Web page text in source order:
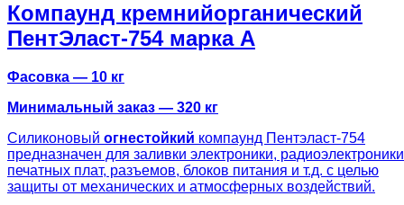
Компаунд кремнийорганический
ПентЭласт-754 марка А
Фасовка — 10 кг
Минимальный заказ — 320 кг
Силиконовый огнестойкий компаунд Пентэласт-754
предназначен для заливки электроники,
печатных плат, разъемов, блоков питания и т.д. с целью
защиты от механических и атмосферных воздействий.